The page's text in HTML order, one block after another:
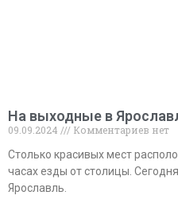
На выходные в
09.09.2024
Комментариев нет
Столько красивых мест
часах езды от столицы.
Ярославль.